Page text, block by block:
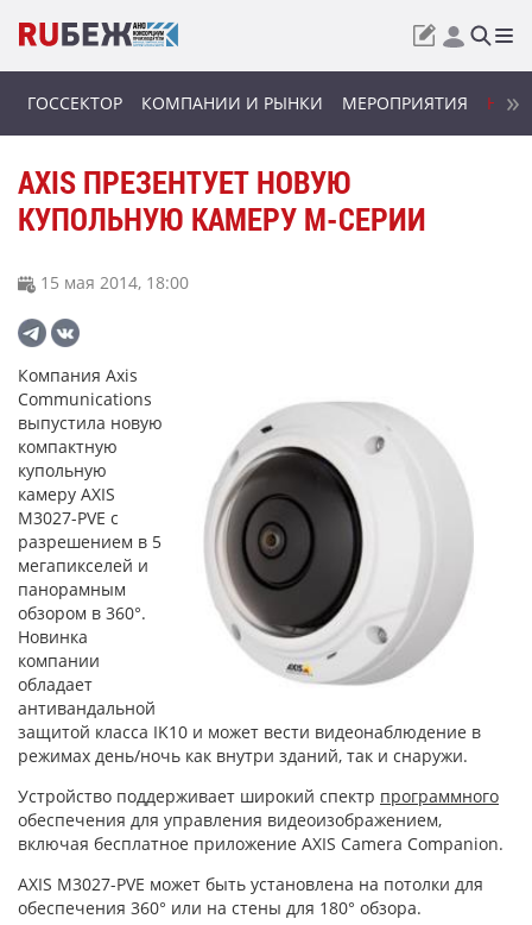
ГОССЕКТОР КОМПАНИИ И РЫНКИ МЕРОПРИЯТИЯ
AXIS ПРЕЗЕНТУЕТ НОВУЮ
КУПОЛЬНУЮ КАМЕРУ M-СЕРИИ
15 мая 2014, 18:00
Компания Axis
Communications
выпустила новую
компактную
купольную
камеру AXIS
M3027-PVE с
разрешением в 5
мегапикселей и
панорамным
обзором в 360°.
Новинка
компании
обладает
антивандальной
защитой класса IK10 и может вести видеонаблюдение в
режимах день/ночь как внутри зданий, так и снаружи.
Устройство поддерживает широкий спектр программного
обеспечения для управления видеоизображением,
включая бесплатное приложение AXIS Camera Companion.
AXIS M3027-PVE может быть установлена на потолки для
обеспечения 360° или на стены для 180° обзора.